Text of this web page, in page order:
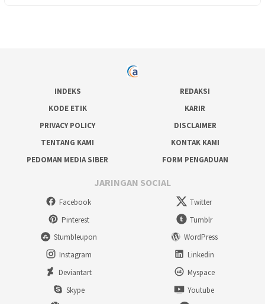
INDEKS
REDAKSI
KODE ETIK
KARIR
PRIVACY POLICY
DISCLAIMER
TENTANG KAMI
KONTAK KAMI
PEDOMAN MEDIA SIBER
FORM PENGADUAN
JARINGAN SOCIAL
Facebook
Twitter
Pinterest
Tumblr
Stumbleupon
WordPress
Instagram
Linkedin
Deviantart
Myspace
Skype
Youtube